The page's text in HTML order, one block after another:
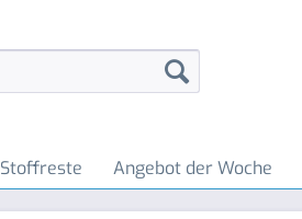
Stoffreste Angebot der Woche